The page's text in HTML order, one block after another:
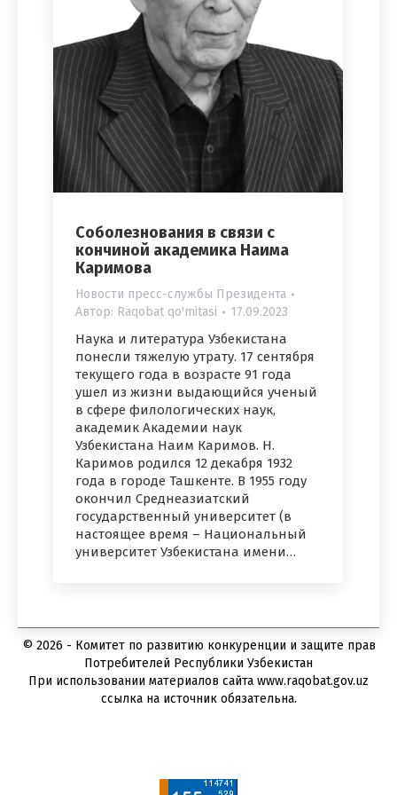
Соболезнования в связи с
кончиной академика Наима
Каримова
Новости пресс-службы Президента
Автор: Raqobat qo'mitasi 17.09.2023
Наука и литература Узбекистана
понесли тяжелую утрату. 17 сентября
текущего года в возрасте 91 года
ушел из жизни выдающийся ученый
в сфере филологических наук,
академик Академии наук
Узбекистана Наим Каримов. Н.
Каримов родился 12 декабря 1932
года в городе Ташкенте. В 1955 году
окончил Среднеазиатский
государственный университет (в
настоящее время – Национальный
университет Узбекистана имени…
© 2026 - Комитет по развитию конкуренции и защите прав
Потребителей Республики Узбекистан
При использовании материалов сайта www.raqobat.gov.uz
ссылка на источник обязательна.